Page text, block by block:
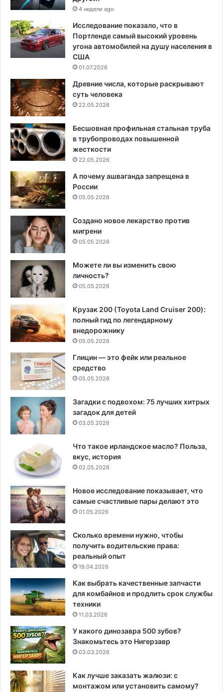
4 недели ago
Исследование показало, что в
Портленде самый высокий уровень
угона автомобилей на душу населения в
США
01.07.2026
Древние числа, которые раскрывают
суть человека
22.05.2026
Бесшовная профильная стальная труба
в трубопроводах повышенной
жесткости
22.05.2026
А почему ашваганда запрещена в
России
05.05.2026
Создано новое лекарство против
мигрени
05.05.2026
Можете ли вы изменить свою
личность?
05.05.2026
Крузак 200 (Toyota Land Cruiser 200):
полный гид по легендарному
внедорожнику
05.05.2026
Глицин — это фейк или реальное
средство
05.05.2026
Загадки с подвохом: 75 лучших хитрых
загадок для детей
03.05.2026
Что такое ирландское масло? Польза,
вкус, история
02.05.2026
Новое исследование показывает, что
самые счастливые пары делают это
01.05.2026
Сколько времени нужно, чтобы
получить водительские права:
реальный опыт
19.04.2026
Как выбрать качественные запчасти
для комбайнов и продлить срок службы
техники
11.03.2026
У какого динозавра 500 зубов?
Знакомьтесь это Нигерзавр
03.03.2026
Как лучше заказать жалюзи: с
монтажом или установить самому?